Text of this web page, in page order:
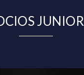
JUNIOR